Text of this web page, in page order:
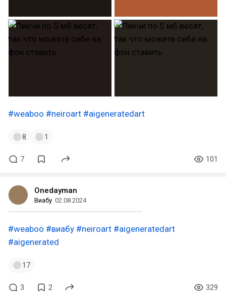
#weaboo #neiroart #aigeneratedart
8 1
7 101
Onedayman
Виабу 02.08.2024
#weaboo #виабу #neiroart #aigeneratedart
#aigenerated
17
3 2 329